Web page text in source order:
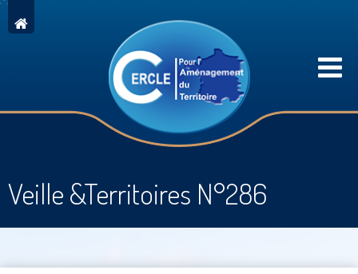
Veille &Territoires N°286